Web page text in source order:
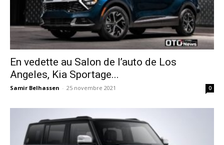
En vedette au Salon de l’auto de Los
Angeles, Kia Sportage...
Samir Belhassen - 25 novembre 2021 0